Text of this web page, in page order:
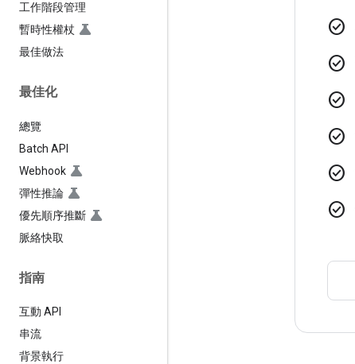
工作階段管理
暫時性權杖
最佳做法
最佳化
總覽
Batch API
Webhook
彈性推論
優先順序推斷
脈絡快取
指南
互動 API
串流
背景執行
check_circle
check_circle
check_circle
check_circle
check_circle
check_circle